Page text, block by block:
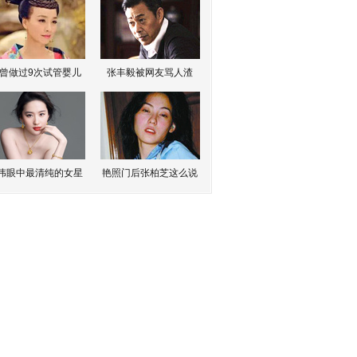
做过9次试管婴儿 张丰毅被网友骂人渣
眼中最清纯的女星 艳照门后张柏芝这么说